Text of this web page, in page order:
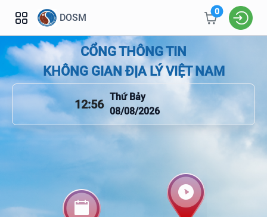
DOSM
0
12:56
Thứ Bảy
08/08/2026
CỔNG THÔNG TIN
KHÔNG GIAN ĐỊA LÝ VIỆT NAM